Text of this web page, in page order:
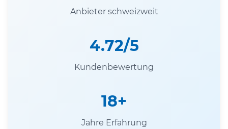
Anbieter schweizweit
4.72/5
Kundenbewertung
18+
Jahre Erfahrung